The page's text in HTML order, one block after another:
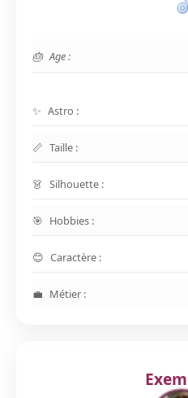
Age :
Astro :
Taille :
Silhouette :
Hobbies :
Caractère :
Métier :